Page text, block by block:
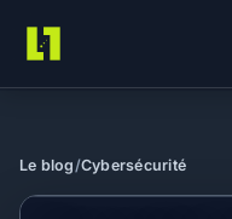
Loriginal
Le blog /Cybersécurité